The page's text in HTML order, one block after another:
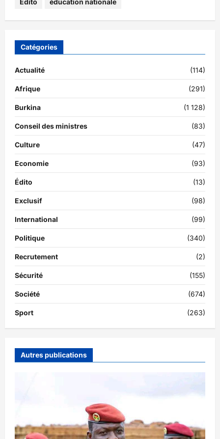
Catégories
Actualité (114)
Afrique (291)
Burkina (1 128)
Conseil des ministres (83)
Culture (47)
Economie (93)
Édito (13)
Exclusif (98)
International (99)
Politique (340)
Recrutement (2)
Sécurité (155)
Société (674)
Sport (263)
Autres publications